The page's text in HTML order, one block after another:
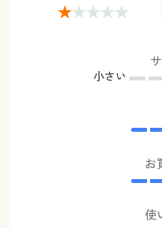
小さい
お
使